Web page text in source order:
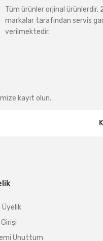
Tüm ürünler orjinal ürünlerdir. 2
markalar tarafından servis
verilmektedir.
kayıt olun.
Üyelik
Unuttum